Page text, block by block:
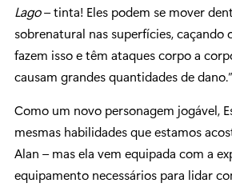
Lago– tinta! Eles podem se mover
sobrenatural nas superfícies, caçando
fazem isso e têm ataques corpo a
causam grandes quantidades de dano.”
Como um novo personagem jogável,
mesmas habilidades que estamos
Alan – mas ela vem equipada com a
equipamento necessários para lidar